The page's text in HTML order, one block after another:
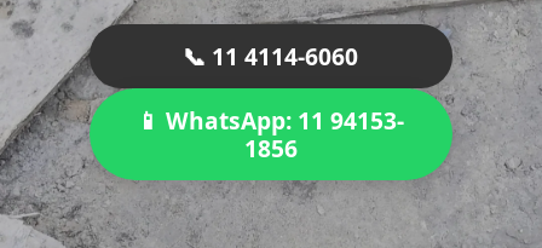
📞 11 4114-6060
📱 WhatsApp: 11 94153-
1856